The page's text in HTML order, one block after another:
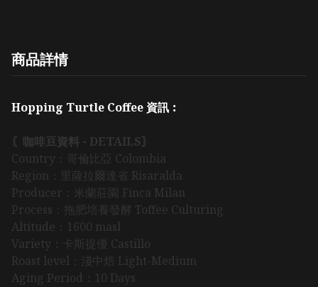
商品詳情
Hopping Turtle Coffee 資訊︰
〘咖啡豆資料 - DETAILS〙
Country：哥倫比亞 Colombia
Region：里薩拉爾達省 Risaralda
Producer：米蘭莊園 Finca Milan
Process：拖肥培養發酵 Toffee Culturing
Altitude：1600 masl
Variety：卡斯提優 Castillo
Roast level：淺中焙 Light-Medium
Aging Period：10 Days